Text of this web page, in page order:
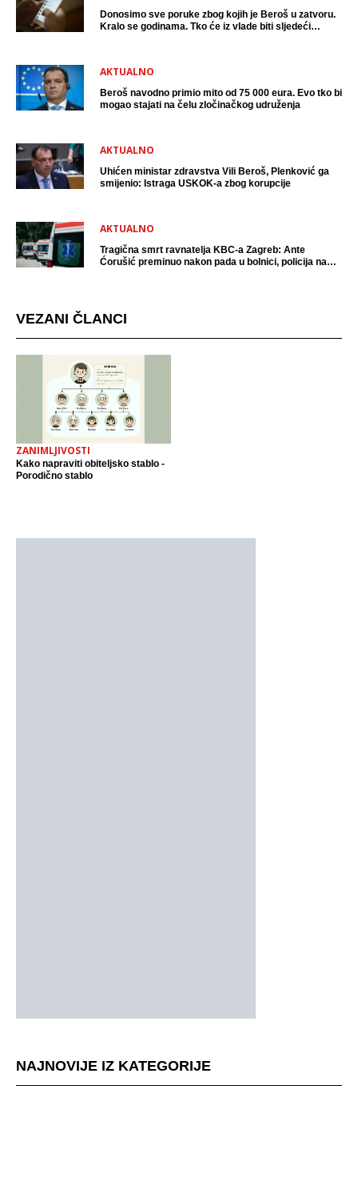
Donosimo sve poruke zbog kojih je Beroš u zatvoru.
Kralo se godinama. Tko će iz vlade biti sljedeći
AKTUALNO
Beroš navodno primio mito od 75 000 eura. Evo tko bi
mogao stajati na čelu zločinačkog udruženja
AKTUALNO
Uhićen ministar zdravstva Vili Beroš, Plenković ga
smijenio: Istraga USKOK-a zbog korupcije
AKTUALNO
Tragična smrt ravnatelja KBC-a Zagreb: Ante
Ćorušić preminuo nakon pada u bolnici, policija na
VEZANI ČLANCI
ZANIMLJIVOSTI
Kako napraviti obiteljsko stablo -
Porodično stablo
NAJNOVIJE IZ KATEGORIJE